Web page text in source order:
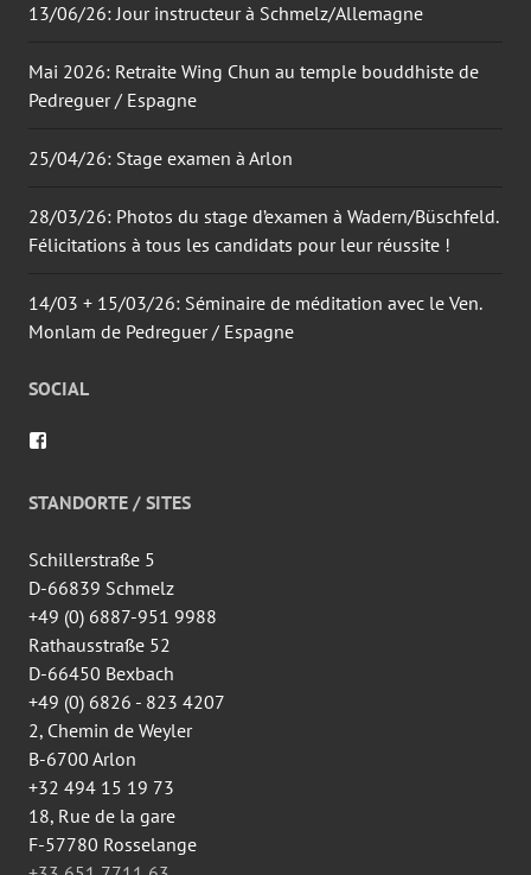
13/06/26: Jour instructeur à Schmelz/Allemagne
Mai 2026: Retraite Wing Chun au temple bouddhiste de
Pedreguer / Espagne
25/04/26: Stage examen à Arlon
28/03/26: Photos du stage d’examen à Wadern/Büschfeld.
Félicitations à tous les candidats pour leur réussite !
14/03 + 15/03/26: Séminaire de méditation avec le Ven.
Monlam de Pedreguer / Espagne
SOCIAL
de
wingtsun.arlon
Facebook
STANDORTE / SITES
Schillerstraße 5
D-66839 Schmelz
+49 (0) 6887-951 9988
Rathausstraße 52
D-66450 Bexbach
+49 (0) 6826 - 823 4207
2, Chemin de Weyler
B-6700 Arlon
+32 494 15 19 73
18, Rue de la gare
F-57780 Rosselange